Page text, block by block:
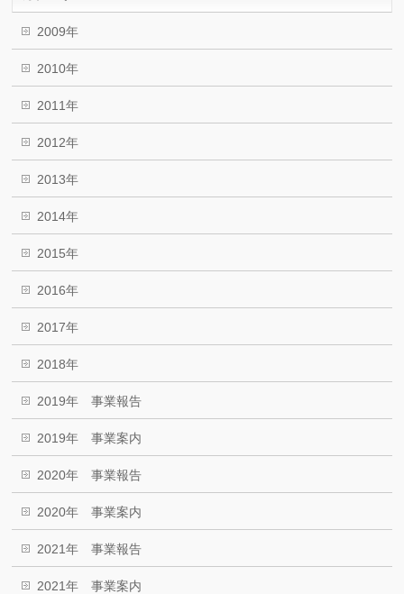
2009年
2010年
2011年
2012年
2013年
2014年
2015年
2016年
2017年
2018年
2019年 事業報告
2019年 事業案内
2020年 事業報告
2020年 事業案内
2021年 事業報告
2021年 事業案内